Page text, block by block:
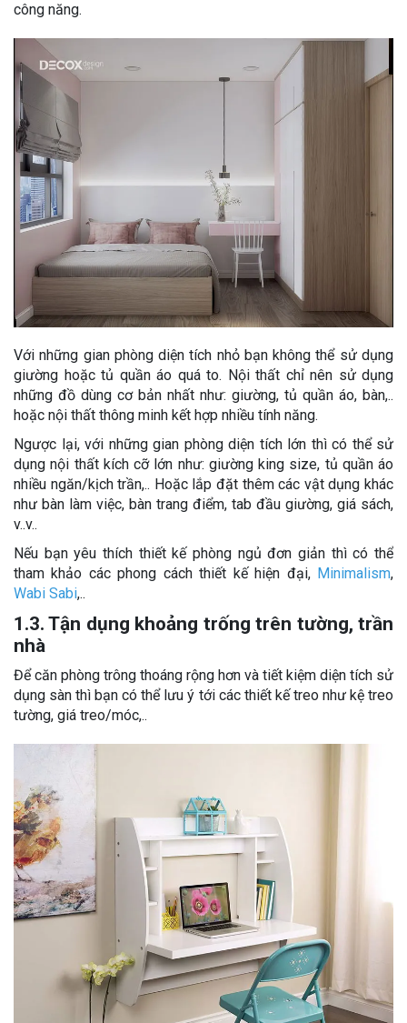
công năng.
Với những gian phòng diện tích nhỏ bạn không thể sử dụng
giường hoặc tủ quần áo quá to. Nội thất chỉ nên sử dụng
những đồ dùng cơ bản nhất như: giường, tủ quần áo, bàn,..
hoặc nội thất thông minh kết hợp nhiều tính năng.
Ngược lại, với những gian phòng diện tích lớn thì có thể sử
dụng nội thất kích cỡ lớn như: giường king size, tủ quần áo
nhiều ngăn/kịch trần,.. Hoặc lắp đặt thêm các vật dụng khác
như bàn làm việc, bàn trang điểm, tab đầu giường, giá sách,
v..v..
Nếu bạn yêu thích thiết kế phòng ngủ đơn giản thì có thể
tham khảo các phong cách thiết kế hiện đại, Minimalism,
Wabi Sabi,..
1.3. Tận dụng khoảng trống trên tường, trần
nhà
Để căn phòng trông thoáng rộng hơn và tiết kiệm diện tích sử
dụng sàn thì bạn có thể lưu ý tới các thiết kế treo như kệ treo
tường, giá treo/móc,..